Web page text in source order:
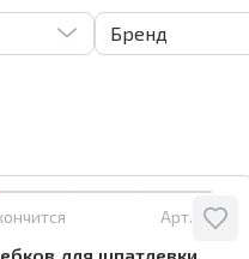
Бренд
Арт.: 5518